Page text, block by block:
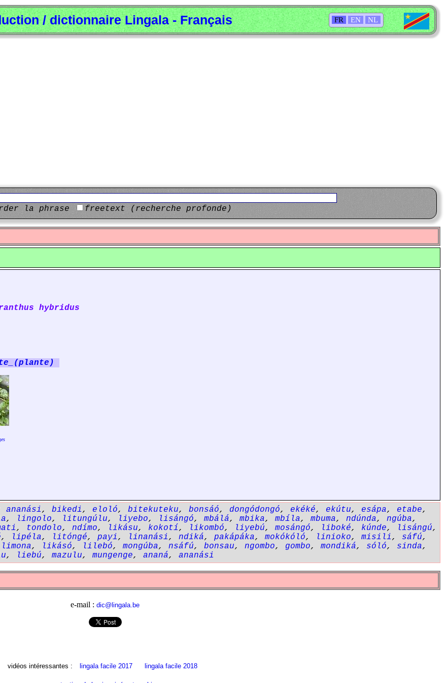
FR EN NL
/ dictionnaire Lingala - Français
la phrase
freetext (recherche profonde)
hybridus
ananási, bikedi, eloló, bitekuteku, bonsáó, dongódongó, ekéké, ekútu, esápa, etabe,
, lingolo, litungúlu, liyebo, lisángó, mbálá, mbika, mbíla, mbuma, ndúnda, ngúba,
, tondolo, ndímo, likásu, kokotí, likombó, liyebú, mosángó, liboké, kúnde, lisángú,
, lipéla, litóngé, payi, linanási, ndiká, pakápáka, mokókóló, linioko, misili, sáfú,
limona, likásó, lilebó, mongúba, nsáfú, bonsau, ngombo, gombo, mondiká, sóló, sinda,
, liebú, mazulu, mungenge, ananá, ananási
e-mail : dic@lingala.be
vidéos intéressantes : lingala facile 2017 lingala facile 2018